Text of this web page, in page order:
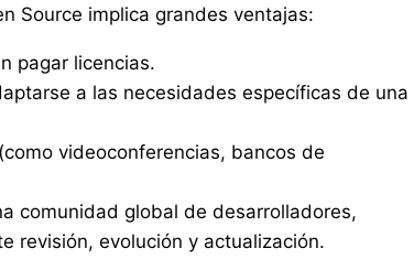
Source implica grandes ventajas:
pagar licencias.
a las necesidades específicas de una
videoconferencias, bancos de
comunidad global de desarrolladores,
revisión, evolución y actualización.